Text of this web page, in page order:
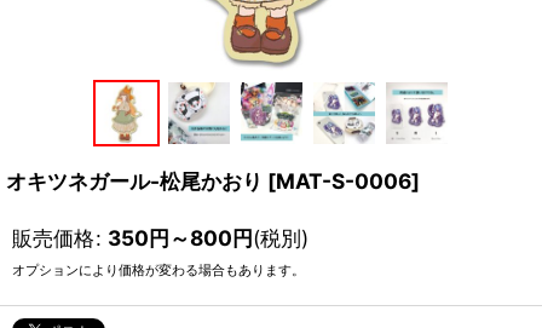
オキツネガール-松尾かおり [MAT-S-0006]
販売価格: 350円～800円(税別)
オプションにより価格が変わる場合もあります。